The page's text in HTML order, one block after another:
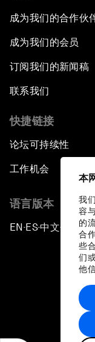
本
我
容
的
合
些
们
他
成为我们的合作伙
成为我们的会员
订阅我们的新闻稿
联系我们
快捷链接
论坛可持续性
工作机会
语言版本
EN ▪ES▪中文▪ 日本語